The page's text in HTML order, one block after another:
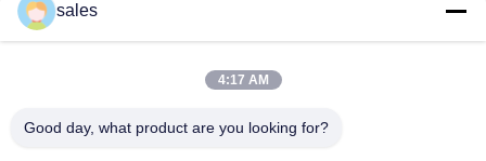
sales
4:17 AM
Good day, what product are you looking for?